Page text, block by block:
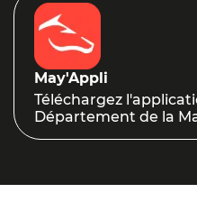
May'Appli
Téléchargez
Département de la